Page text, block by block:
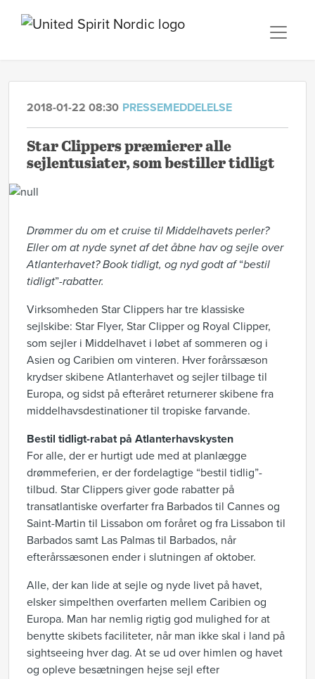
2018-01-22 08:30 PRESSEMEDDELELSE
Star Clippers præmierer alle
sejlentusiater, som bestiller tidligt
Drømmer du om et cruise til Middelhavets perler?
Eller om at nyde synet af det åbne hav og sejle over
Atlanterhavet? Book tidligt, og nyd godt af“bestil
tidligt”-rabatter.
Virksomheden Star Clippers har tre klassiske
sejlskibe: Star Flyer, Star Clipper og Royal Clipper,
som sejler i Middelhavet i løbet af sommeren og i
Asien og Caribien om vinteren. Hver forårssæson
krydser skibene Atlanterhavet og sejler tilbage til
Europa, og sidst på efteråret returnerer skibene fra
middelhavsdestinationer til tropiske farvande.
Bestil tidligt-rabat på Atlanterhavskysten
For alle, der er hurtigt ude med at planlægge
drømmeferien, er der fordelagtige “bestil tidlig”-
tilbud. Star Clippers giver gode rabatter på
transatlantiske overfarter fra Barbados til Cannes og
Saint-Martin til Lissabon om foråret og fra Lissabon til
Barbados samt Las Palmas til Barbados, når
efterårssæsonen ender i slutningen af oktober.
Alle, der kan lide at sejle og nyde livet på havet,
elsker simpelthen overfarten mellem Caribien og
Europa. Man har nemlig rigtig god mulighed for at
benytte skibets faciliteter, når man ikke skal i land på
sightseeing hver dag. At se ud over himlen og havet
og opleve besætningen hejse sejl efter